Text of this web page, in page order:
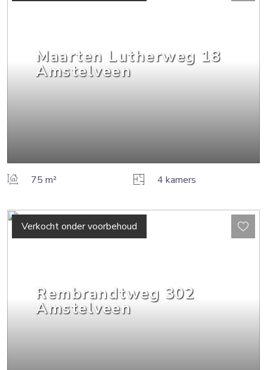
Maarten Lutherweg 18
Amstelveen
75 m² 4 kamers
Verkocht onder voorbehoud
Rembrandtweg 302
Amstelveen